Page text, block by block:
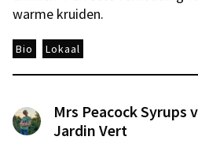
warme kruiden.
Bio Lokaal
Mrs Peacock Syrups
Jardin Vert